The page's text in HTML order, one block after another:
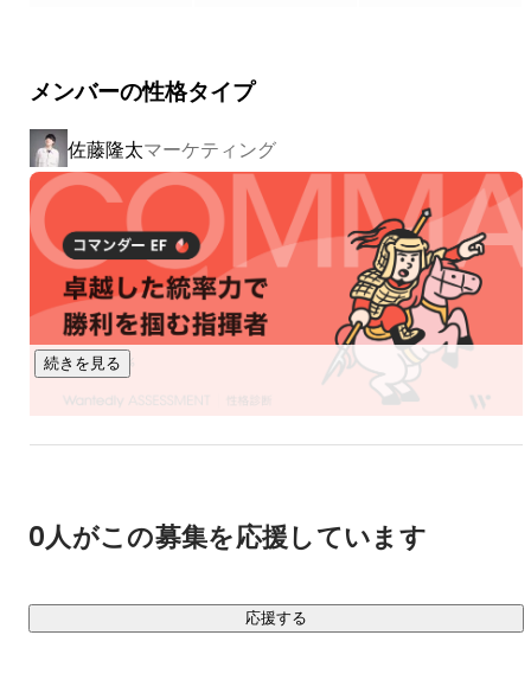
た。
現在はYouTubeを中心に、TikTokなどを含む動画マーケティ
ング全体へ支援領域を広げながら、1年で事業規模が2倍に成
長。急拡大フェーズに入っています。
少数精鋭ながら、企画力・アルゴリズム理解・制作力を武器
に、企業の動画マーケティング成果を最前線でつくり続けて
メンバーの性格タイプ
佐藤隆太マーケティング
続きを見る
0人がこの募集を応援しています
応援する